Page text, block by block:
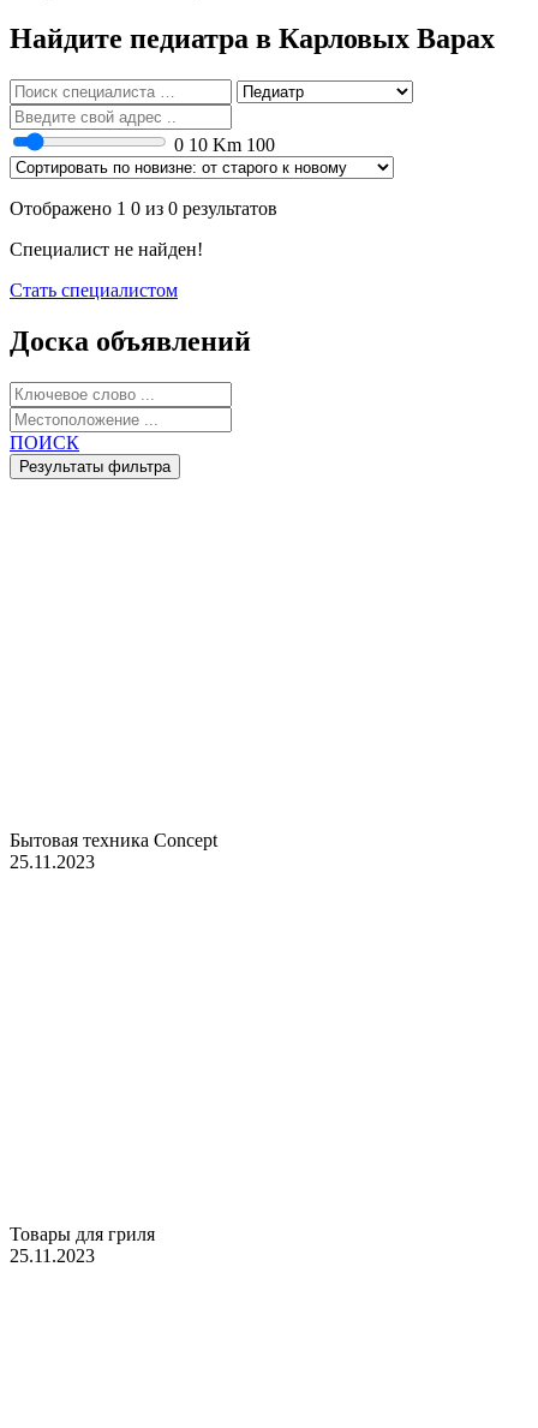
Найдите педиатра в Карловых Варах
0 10 Km 100
Отображено 1 0 из 0 результатов
Специалист не найден!
Стать специалистом
Доска объявлений
ПОИСК
Бытовая техника Concept
25.11.2023
Товары для гриля
25.11.2023